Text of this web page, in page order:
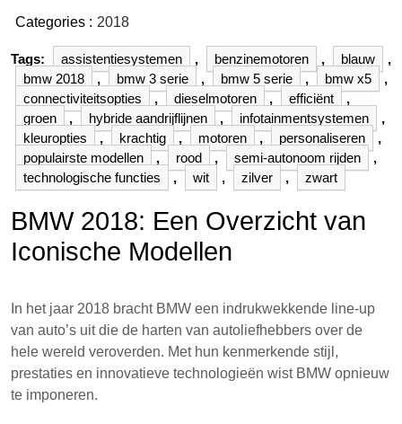
Categories : 2018
Tags: assistentiesystemen , benzinemotoren , blauw
,
bmw 2018
, bmw 3 serie , bmw 5 serie , bmw x5
,
connectiviteitsopties
, dieselmotoren , efficiënt
,
groen
, hybride aandrijflijnen , infotainmentsystemen
,
kleuropties
, krachtig , motoren , personaliseren
,
populairste modellen
, rood , semi-autonoom rijden
,
technologische functies
, wit , zilver , zwart
BMW 2018: Een Overzicht van
Iconische Modellen
In het jaar 2018 bracht BMW een indrukwekkende line-up
van auto’s uit die de harten van autoliefhebbers over de
hele wereld veroverden. Met hun kenmerkende stijl,
prestaties en innovatieve technologieën wist BMW opnieuw
te imponeren.